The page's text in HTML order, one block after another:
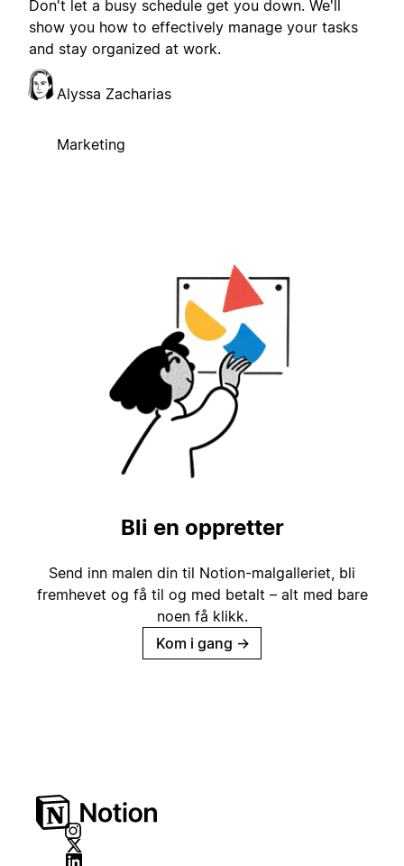
Don't let a busy schedule get you down. We'll
show you how to effectively manage your tasks
and stay organized at work.
Alyssa Zacharias
Marketing
Bli en oppretter
Send inn malen din til Notion-malgalleriet, bli
fremhevet og få til og med betalt – alt med bare
noen få klikk.
Kom i gang →